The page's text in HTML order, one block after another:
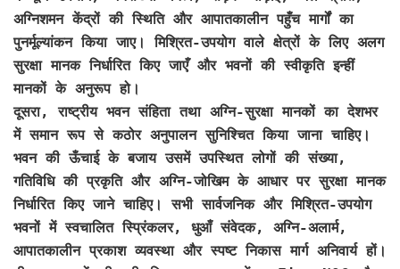
अग्निशमन केंद्रों की स्थिति और आपातकालीन पहुँच मार्गों का
पुनर्मूल्यांकन किया जाए। मिश्रित-उपयोग वाले क्षेत्रों के लिए अलग
सुरक्षा मानक निर्धारित किए जाएँ और भवनों की स्वीकृति इन्हीं
मानकों के अनुरूप हो।
दूसरा, राष्ट्रीय भवन संहिता तथा अग्नि-सुरक्षा मानकों का देशभर
में समान रूप से कठोर अनुपालन सुनिश्चित किया जाना चाहिए।
भवन की ऊँचाई के बजाय उसमें उपस्थित लोगों की संख्या,
गतिविधि की प्रकृति और अग्नि-जोखिम के आधार पर सुरक्षा मानक
निर्धारित किए जाने चाहिए। सभी सार्वजनिक और मिश्रित-उपयोग
भवनों में स्वचालित स्प्रिंकलर, धुआँ संवेदक, अग्नि-अलार्म,
आपातकालीन प्रकाश व्यवस्था और स्पष्ट निकास मार्ग अनिवार्य हों।